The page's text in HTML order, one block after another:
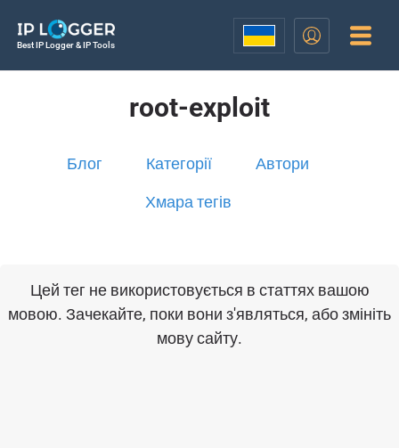
Best IP Logger & IP Tools
root-exploit
Блог Категорії Автори
Хмара тегів